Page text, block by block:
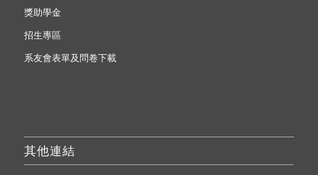
獎助學金
招生專區
系友會表單及問卷下載
其他連結